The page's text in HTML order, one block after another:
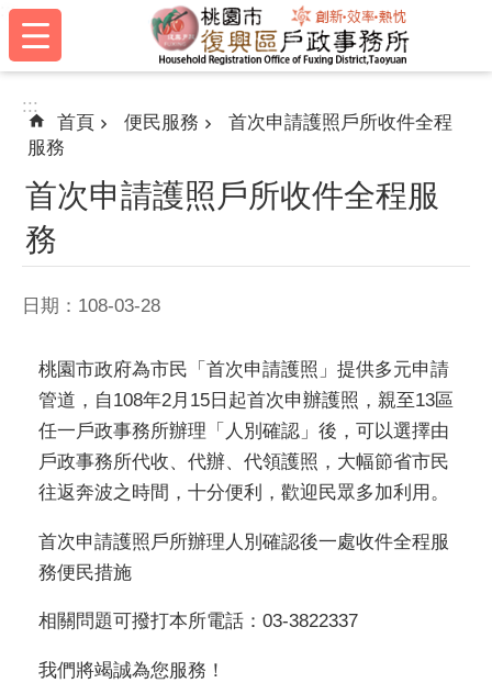
跳到主要內容區塊
:::
:::
首頁 便民服務
首次申請護照戶所收件全程
服務
首次申請護照戶所收件全程服
務
日期：108-03-28
桃園市政府為市民「首次申請護照」提供多元申請
管道，自108年2月15日起首次申辦護照，親至13區
任一戶政事務所辦理「人別確認」後，可以選擇由
戶政事務所代收、代辦、代領護照，大幅節省市民
往返奔波之時間，十分便利，歡迎民眾多加利用。
首次申請護照戶所辦理人別確認後一處收件全程服
務便民措施
相關問題可撥打本所電話：03-3822337
我們將竭誠為您服務！